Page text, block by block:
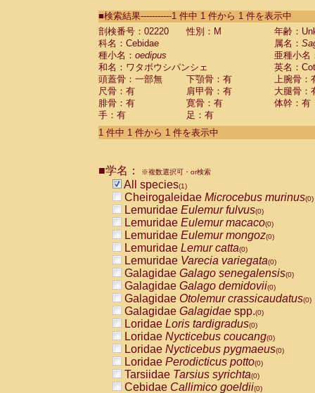
CebidaeSaguinus labiatus(0)
Cebidae Saguinus leucopus (0)
Cebidae
Cebidae
CebidaeSaguinus nigricollis (0)
Cebidae Saguinus oedipus
Cebidae Saguinus weddelli
Cebidae Saguinusspp.
Cebidae Aotus trivirgatus
Cebidae Cebus albifrons
CebidaeCebus nigrivittatus
CebidaeCebus
CebidaeSaimiri boliviensis(0)
CebidaeSaimiri sciureus(0)
AtelidaeAlouatta caraya(0)
AtelidaeAlouatta fusca(0)
AtelidaeAlouatta seniculus
AtelidaeAlouattaspp.(0)
AtelidaeAteles belzebuth(0)
AtelidaeAteles geoffroyi(0)
AtelidaeAteles paniscus(0)
AtelidaeAtelesspp.(0)
Atelidae Lagothrix lagothricha
AtelidaeLagothrix lagothricha cana
PitheciidaeCacajao calvus
PitheciidaeCallicebus cupreus
PitheciidaeCallicebus donacophilus
PitheciidaeCallicebus moloch
■検索結果-----------1 件中 1 件から 1 件を表示中
剖検番号：02220
性別：M
年齢：
科名：Cebidae
属名：
種小名： oedipus
亜種小名
和名：ワタボウシパンシェ
英名：
頭蓋骨：一部無
下顎骨：有
上腕骨：
尺骨：有
肩甲骨：有
大腿骨：
腓骨：有
寛骨：有
体幹：有
手：有
足：有
1 件中 1 件から 1 件を表示中
■学名： ※複数選択可・or検索
All species(1)
Cheirogaleidae Microcebus murinus(0)
Lemuridae Eulemur fulvus(0)
Lemuridae Eulemur macaco(0)
Lemuridae Eulemur mongoz(0)
Lemuridae Lemur catta(0)
Lemuridae Varecia variegata(0)
Galagidae Galago senegalensis(0)
Galagidae Galago demidovii(0)
Galagidae Otolemur crassicaudatus(0)
Galagidae Galagidae spp.(0)
Loridae Loris tardigradus(0)
Loridae Nycticebus coucang(0)
Loridae Nycticebus pygmaeus(0)
Loridae Perodicticus potto(0)
Tarsiidae Tarsius syrichta(0)
Cebidae Callimico goeldii(0)